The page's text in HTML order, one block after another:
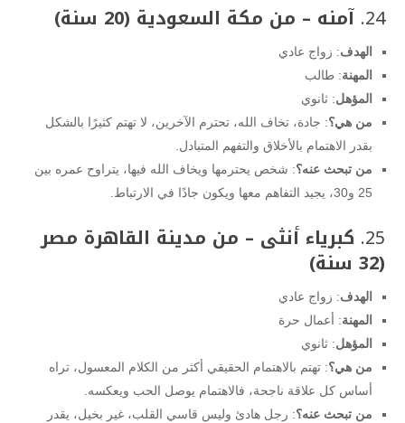
24. آمنه – من مكة السعودية (20 سنة)
الهدف: زواج عادي
المهنة: طالب
المؤهل: ثانوي
من هي؟: جادة، تخاف الله، تحترم الآخرين، لا تهتم كثيرًا بالشكل
بقدر الاهتمام بالأخلاق والتفهم المتبادل.
من تبحث عنه؟: شخص يحترمها ويخاف الله فيها، يتراوح عمره بين
25 و30، يجيد التفاهم معها ويكون جادًا في الارتباط.
25. كبرياء أنثى – من مدينة القاهرة مصر
(32 سنة)
الهدف: زواج عادي
المهنة: أعمال حرة
المؤهل: ثانوي
من هي؟: تهتم بالاهتمام الحقيقي أكثر من الكلام المعسول، تراه
أساس كل علاقة ناجحة، فالاهتمام يوصل الحب ويعكسه.
من تبحث عنه؟: رجل هادئ وليس قاسي القلب، غير بخيل، يقدر